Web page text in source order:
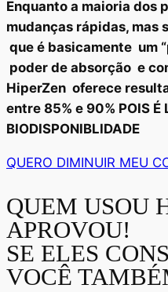
Enquanto a maioria dos
mudanças rápidas, mas
que é basicamente um
poder de absorção e
HiperZen oferece
entre 85% e 90% POIS
BIODISPONIBLIDADE
QUERO DIMINUIR MEU
QUEM USOU
APROVOU!
SE ELES
VOCÊ